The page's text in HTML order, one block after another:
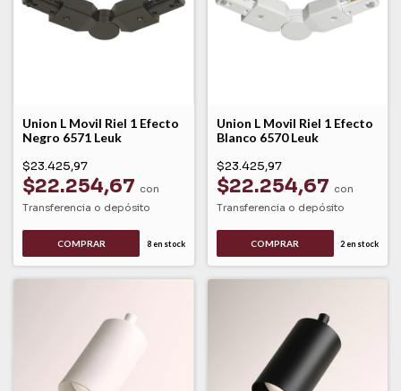
Union L Movil Riel 1 Efecto
Negro 6571 Leuk
$23.425,97
$22.254,67 con
Transferencia o depósito
8en stock
Union L Movil Riel 1 Efecto
Blanco 6570 Leuk
$23.425,97
$22.254,67 con
Transferencia o depósito
2en stock